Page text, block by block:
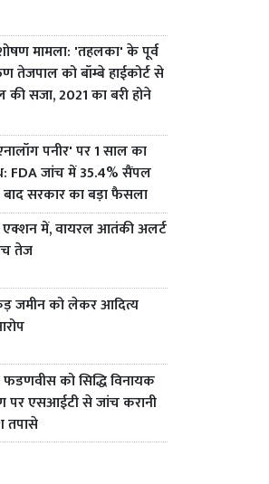
मामला: 'तहलका' के पूर्व
तेजपाल को बॉम्बे हाईकोर्ट से
सजा, 2021 का बरी होने
'एनालॉग पनीर' पर 1 साल का
FDA जांच में 35.4% सैंपल
सरकार का बड़ा फैसला
में, वायरल आतंकी अलर्ट
तेज
जमीन को लेकर आदित्य
को सिद्धि विनायक
पर एसआईटी से जांच करानी
तपासे